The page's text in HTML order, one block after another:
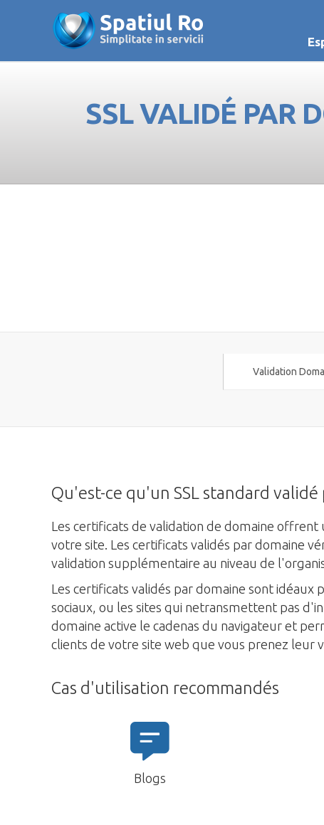
SSL VALIDÉ PAR
Validation
Qu'est-ce qu'un SSL standard validé
Les certificats de validation de domaine
votre site. Les certificats validés par domaine
validation supplémentaire au niveau de
Les certificats validés par domaine sont
sociaux, ou les sites qui netransmettent pas
domaine active le cadenas du navigateur et
clients de votre site web que vous prenez leur
Cas d'utilisation recommandés
Blogs